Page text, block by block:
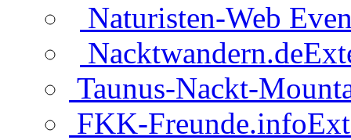
Naturisten-Web
Nacktwandern.de
Taunus-Nackt-
FKK-Freunde.info